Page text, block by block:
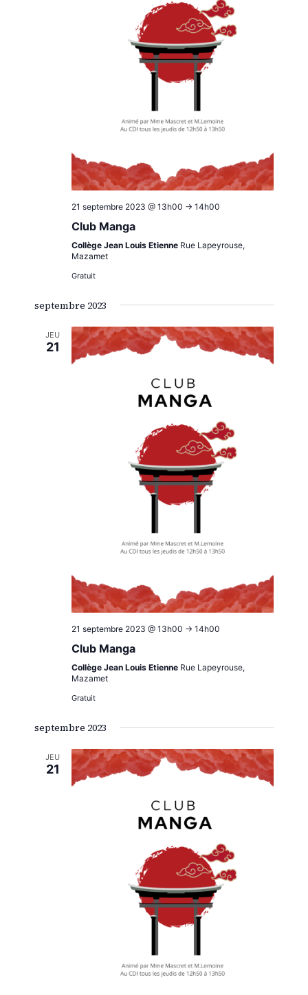
21 septembre 2023 @ 13h00 -> 14h00
Club Manga
Collège Jean Louis Etienne Rue Lapeyrouse,
Mazamet
Gratuit
septembre 2023
JEU
21
21 septembre 2023 @ 13h00 -> 14h00
Club Manga
Collège Jean Louis Etienne Rue Lapeyrouse,
Mazamet
Gratuit
septembre 2023
JEU
21